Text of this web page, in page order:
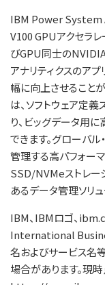
IBM Power System
V100 GPUアクセラ
びGPU同士のNVIDIA
アナリティクスのア
幅に向上させること
は、ソフトウェア定
り、ビッグデータ用
できます。グローバ
管理する高パフォー
SSD/NVMeストレー
あるデータ管理ソリュ
IBM、IBMロゴ、
International
名およびサービス名
場合があります。現